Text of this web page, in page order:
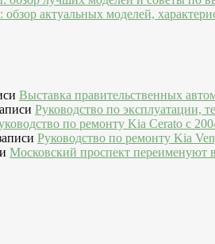
актуальных моделей,
Выставка правительственных
Руководство по эксплуатации,
по ремонту Kia Cerato c
Руководство по ремонту Kia
Московский проспект переименуют